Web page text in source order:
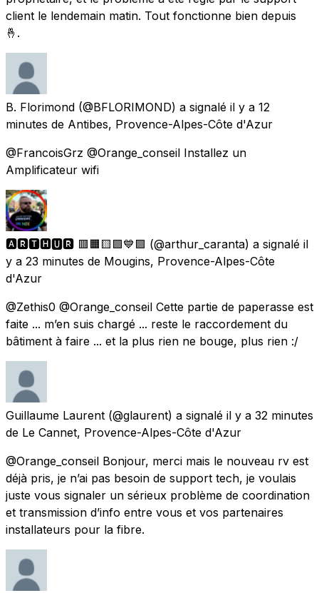
client le lendemain matin. Tout fonctionne bien depuis
🤞.
B. Florimond (@BFLORIMOND) a signalé il y a 12
minutes de Antibes, Provence-Alpes-Côte d'Azur
@FrancoisGrz @Orange_conseil Installez un
Amplificateur wifi
🅰🆁🆃🅷🆄🆁​​​​​ 🟥🟧🟨🟩💙🟪 (@arthur_caranta) a signalé il
y a 23 minutes de Mougins, Provence-Alpes-Côte
d'Azur
@Zethis0 @Orange_conseil Cette partie de paperasse est
faite ... m’en suis chargé ... reste le raccordement du
bâtiment à faire ... et la plus rien ne bouge, plus rien :/
Guillaume Laurent (@glaurent) a signalé il y a 32 minutes
de Le Cannet, Provence-Alpes-Côte d'Azur
@Orange_conseil Bonjour, merci mais le nouveau rv est
déjà pris, je n’ai pas besoin de support tech, je voulais
juste vous signaler un sérieux problème de coordination
et transmission d’info entre vous et vos partenaires
installateurs pour la fibre.